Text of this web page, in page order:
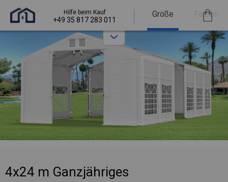
Hilfe beim Kauf
+49 35 817 283 011
Größe Farben
4x24 m Ganzjähriges